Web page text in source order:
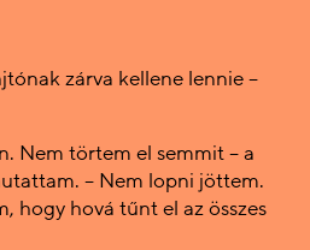
zárva kellene lennie –
Nem törtem el semmit – a
– Nem lopni jöttem.
hogy hová tűnt el az összes